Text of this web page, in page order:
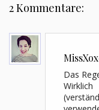
2 Kommentare:
Das